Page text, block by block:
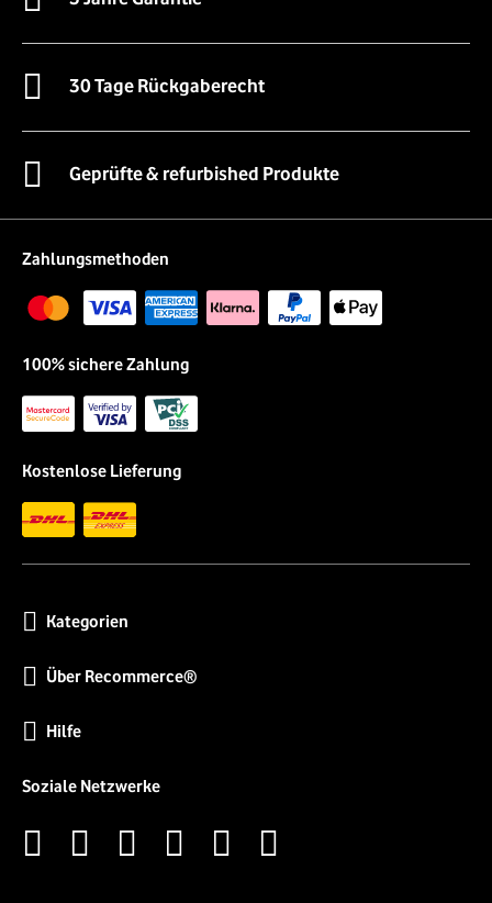
30 Tage Rückgaberecht
Geprüfte & refurbished Produkte
Zahlungsmethoden
100% sichere Zahlung
Kostenlose Lieferung
Kategorien
Über Recommerce®
Hilfe
Soziale Netzwerke